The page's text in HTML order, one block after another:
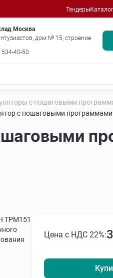
Тендеры
Москва
дом № 15, строение
40-50
с пошаговыми
с пошаговыми программами
ТРМ151
Цена с НДС 22%: